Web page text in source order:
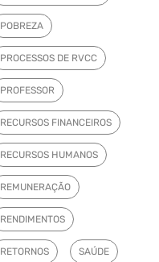
POBREZA
PROCESSOS DE RVCC
PROFESSOR
RECURSOS FINANCEIROS
RECURSOS HUMANOS
REMUNERAÇÃO
RENDIMENTOS
RETORNOS SAÚDE